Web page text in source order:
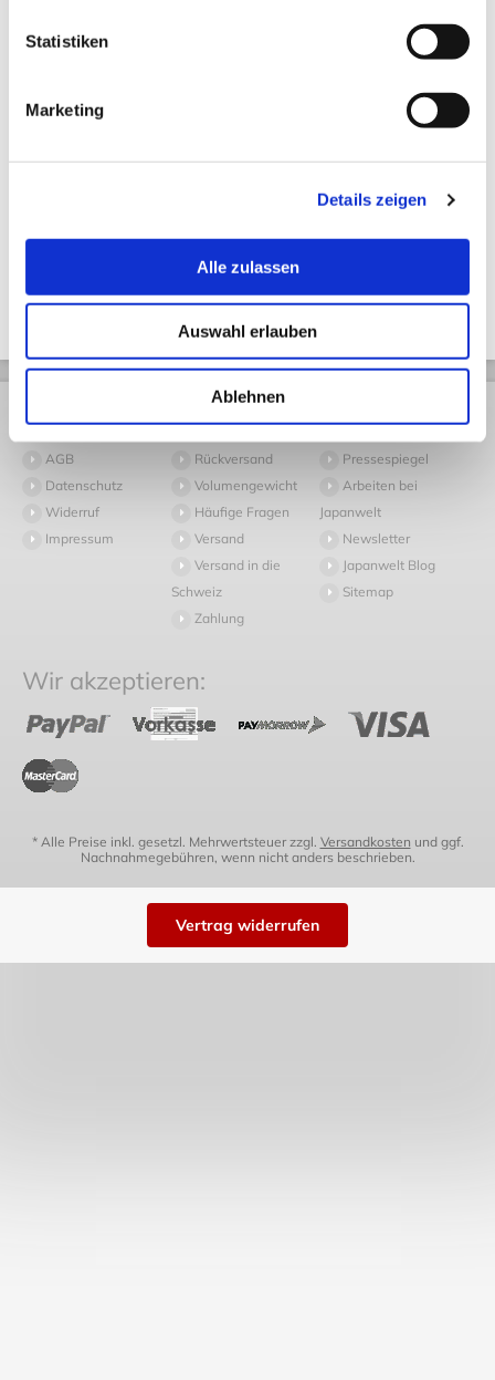
Statistiken
Marketing
Details zeigen
Alle zulassen
Auswahl erlauben
Ablehnen
Rechtliches
AGB
Datenschutz
Widerruf
Impressum
Kundendienst
Rückversand
Volumengewicht
Häufige Fragen
Versand
Versand in die
Schweiz
Zahlung
Informationen
Pressespiegel
Arbeiten bei
Japanwelt
Newsletter
Japanwelt Blog
Sitemap
Wir akzeptieren:
* Alle Preise inkl. gesetzl. Mehrwertsteuer zzgl. Versandkosten und ggf.
Nachnahmegebühren, wenn nicht anders beschrieben.
Vertrag widerrufen